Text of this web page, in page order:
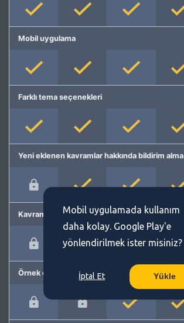
Mobil uygulama
Farklı tema seçenekleri
Yeni eklenen kavramlar hakkında bildirim alma
Kavram önerme
Örnek cümleler
Mobil uygulamada kullanım
daha kolay. Google Play'e
yönlendirilmek ister misiniz?
İptal Et Yükle